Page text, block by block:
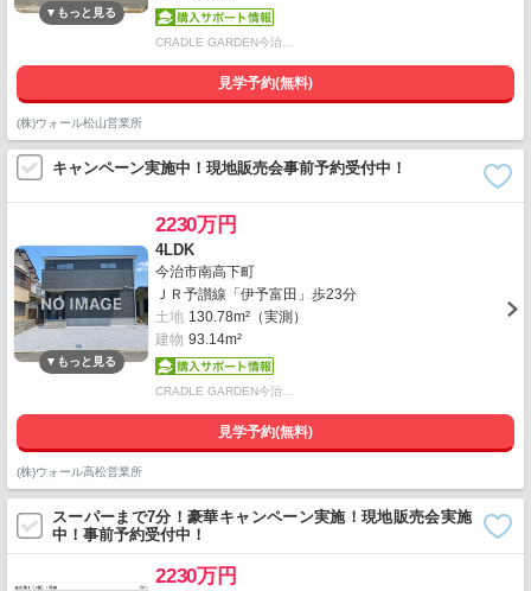
CRADLE GARDEN今治…
見学予約(無料)
(株)ウォール松山営業所
キャンペーン実施中！現地販売会事前予約受付中！
2230万円
4LDK
今治市南高下町
ＪＲ予讃線「伊予富田」歩23分
土地 130.78m²（実測）
建物 93.14m²
CRADLE GARDEN今治…
見学予約(無料)
(株)ウォール高松営業所
スーパーまで7分！豪華キャンペーン実施！現地販売会実施
中！事前予約受付中！
2230万円